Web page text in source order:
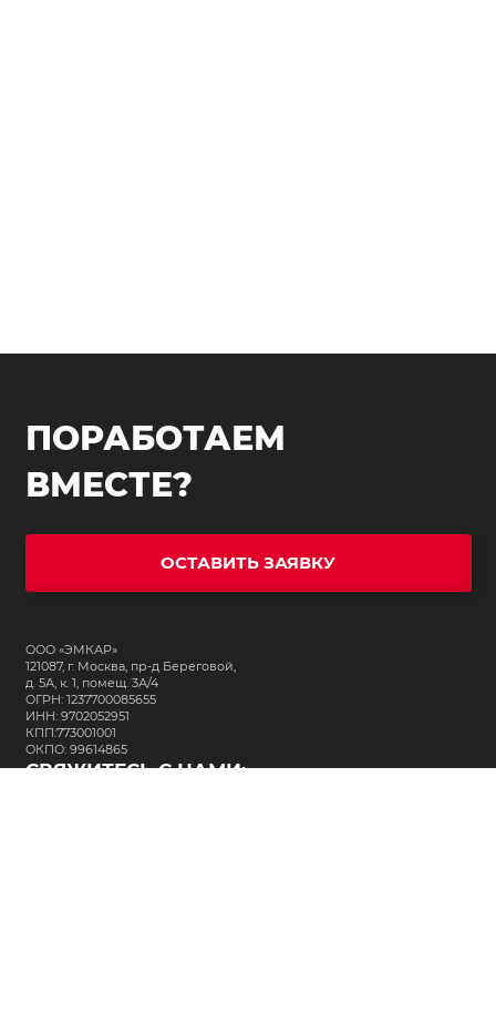
ПОРАБОТАЕМ
ВМЕСТЕ?
ОСТАВИТЬ ЗАЯВКУ
ООО «ЭМКАР»
121087, г. Москва, пр-д Береговой,
д. 5А, к. 1, помещ. 3А/4
ОГРН: 1237700085655
ИНН: 9702052951
КПП:773001001
ОКПО: 99614865
СВЯЖИТЕСЬ С НАМИ: